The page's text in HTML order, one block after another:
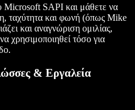
Microsoft SAPI και μάθετε να
ταχύτητα και φωνή (όπως Mike
και αναγνώριση ομιλίας,
χρησιμοποιηθεί τόσο για
& Εργαλεία